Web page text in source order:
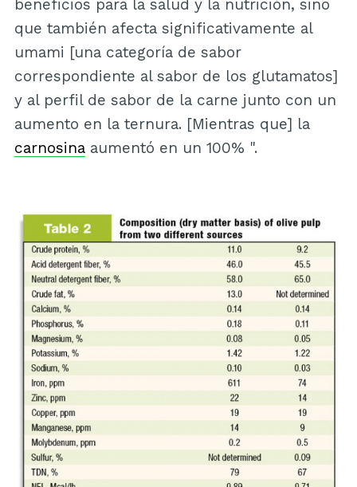
beneficios para la salud y la nutrición, sino
que también afecta significativamente al
umami [una categoría de sabor
correspondiente al sabor de los glutamatos]
y al perfil de sabor de la carne junto con un
aumento en la ternura. [Mientras que] la
carnosinaaumentó en un 100% ".